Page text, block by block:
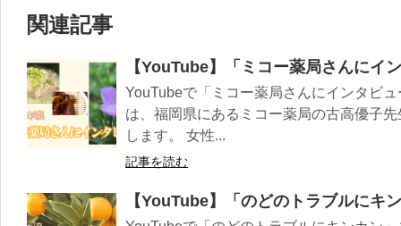
関連記事
【YouTube】「ミコー薬局さんにイ
YouTubeで「ミコー薬局さんにインタビ
は、福岡県にあるミコー薬局の古高優子
します。 女性...
記事を読む
【YouTube】「のどのトラブルにキ